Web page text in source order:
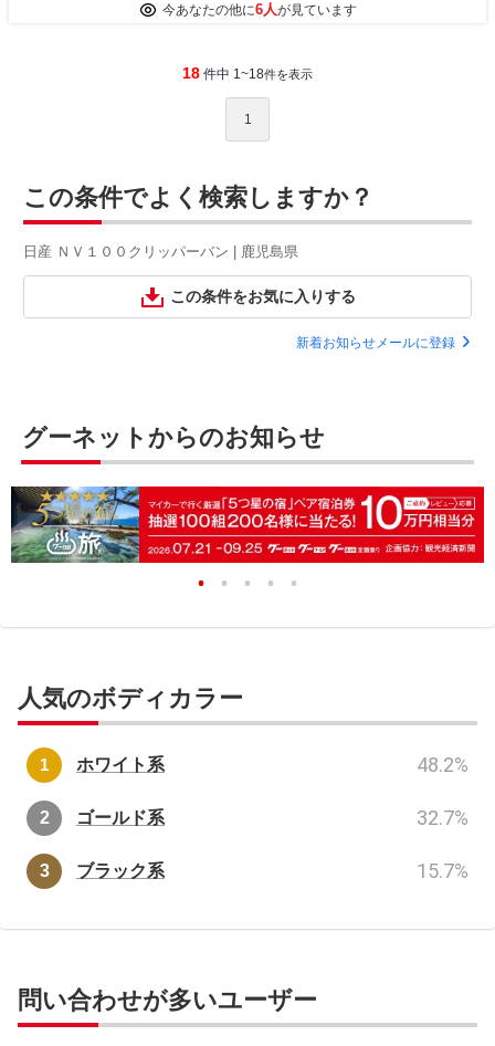
今あなたの他に6人が見ています
18 件中 1~18件を表示
1
この条件でよく検索しますか？
日産 ＮＶ１００クリッパーバン | 鹿児島県
この条件をお気に入りする
新着お知らせメールに登録
グーネットからのお知らせ
人気のボディカラー
ホワイト系 48.2%
ゴールド系 32.7%
ブラック系 15.7%
問い合わせが多いユーザー